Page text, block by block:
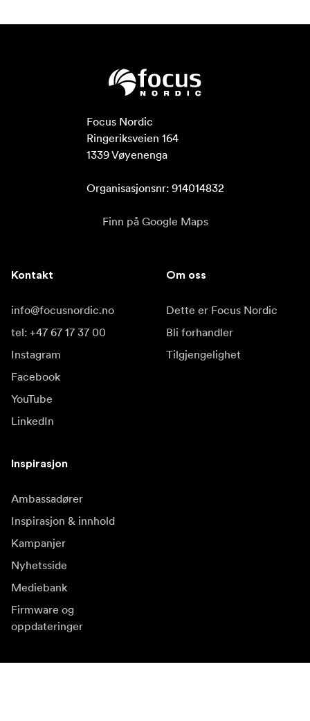
Focus Nordic
Ringeriksveien 164
1339 Vøyenenga
Organisasjonsnr: 914014832
Finn på Google Maps
Kontakt
info@focusnordic.no
tel: +47 67 17 37 00
Instagram
Facebook
YouTube
LinkedIn
Om oss
Dette er Focus Nordic
Bli forhandler
Tilgjengelighet
Inspirasjon
Ambassadører
Inspirasjon & innhold
Kampanjer
Nyhetsside
Mediebank
Firmware og
oppdateringer